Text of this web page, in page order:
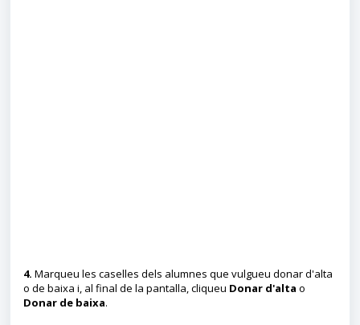
4. Marqueu les caselles dels alumnes que vulgueu donar d'alta
o de baixa i, al final de la pantalla, cliqueu Donar d'alta o
Donar de baixa.